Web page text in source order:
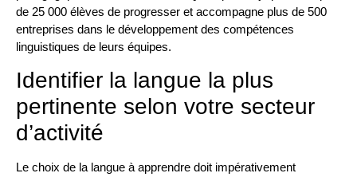
de 25 000 élèves de progresser et accompagne plus de 500
entreprises dans le développement des compétences
linguistiques de leurs équipes.
Identifier la langue la plus
pertinente selon votre secteur
d’activité
Le choix de la langue à apprendre doit impérativement